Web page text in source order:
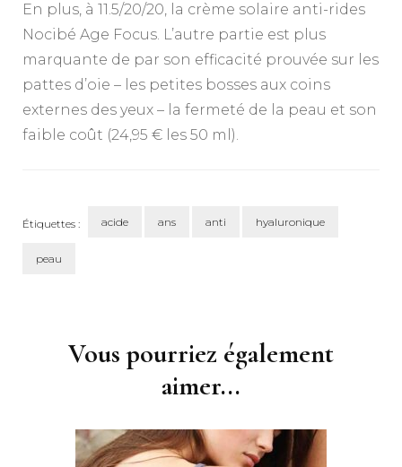
En plus, à 11.5/20/20, la crème solaire anti-rides
Nocibé Age Focus. L’autre partie est plus
marquante de par son efficacité prouvée sur les
pattes d’oie – les petites bosses aux coins
externes des yeux – la fermeté de la peau et son
faible coût (24,95 € les 50 ml).
Étiquettes : acide ans anti hyaluronique
peau
Vous pourriez également
aimer...